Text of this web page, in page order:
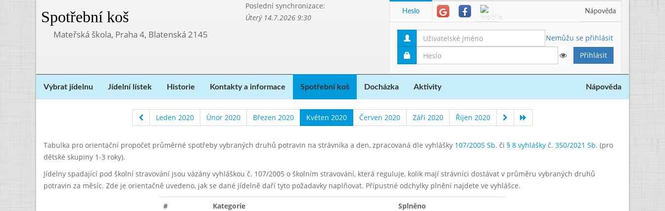
Spotřební koš
Poslední synchronizace:
Úterý 14.7.2026 9:30
Mateřská škola, Praha 4, Blatenská 2145
Heslo Nápověda
Nemůžu se přihlásit
Vybrat jídelnu Jídelní lístek Historie Kontakty a informace Spotřební koš Docházka Aktivity Nápověda
Leden 2020 Únor 2020 Březen 2020 Květen 2020 Červen 2020 Září 2020 Říjen 2020
Tabulka pro orientační propočet průměrné spotřeby vybraných druhů potravin na strávníka a den, zpracovaná dle vyhlášky 107/2005 Sb. či § 8 vyhlášky č. 350/2021 Sb. (pro
dětské skupiny 1-3 roky).
Jídelny spadající pod školní stravování jsou vázány vyhláškou č. 107/2005 o školním stravování, která reguluje, kolik mají strávníci dostávat v průměru vybraných druhů
potravin za měsíc. Zde je orientačně uvedeno, jak se dané jídelně daří tyto požadavky naplňovat. Přípustné odchylky plnění najdete ve vyhlášce.
# Kategorie
Splněno